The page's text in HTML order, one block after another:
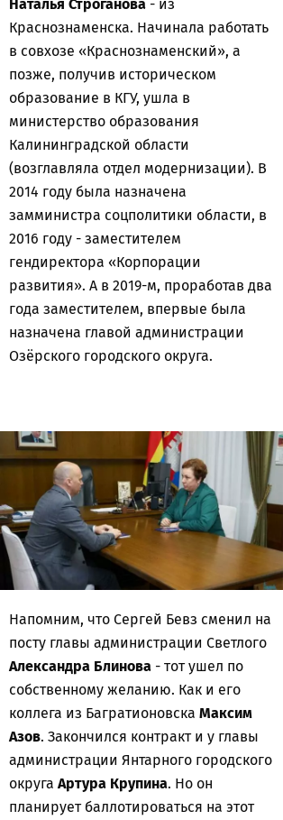
Наталья Строганова - из
Краснознаменска. Начинала работать
в совхозе «Краснознаменский», а
позже, получив историческом
образование в КГУ, ушла в
министерство образования
Калининградской области
(возглавляла отдел модернизации). В
2014 году была назначена
замминистра соцполитики области, в
2016 году - заместителем
гендиректора «Корпорации
развития». А в 2019-м, проработав два
года заместителем, впервые была
назначена главой администрации
Озёрского городского округа.
Напомним, что Сергей Бевз сменил на
посту главы администрации Светлого
Александра Блинова - тот ушел по
собственному желанию. Как и его
коллега из Багратионовска Максим
Азов. Закончился контракт и у главы
администрации Янтарного городского
округа Артура Крупина. Но он
планирует баллотироваться на этот